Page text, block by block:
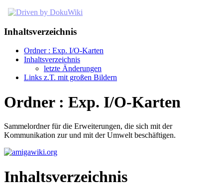
Inhaltsverzeichnis
Ordner : Exp. I/O-Karten
Inhaltsverzeichnis
letzte Änderungen
Links z.T. mit großen Bildern
Ordner : Exp. I/O-Karten
Sammelordner für die Erweiterungen, die sich mit der
Kommunikation zur und mit der Umwelt beschäftigen.
Inhaltsverzeichnis